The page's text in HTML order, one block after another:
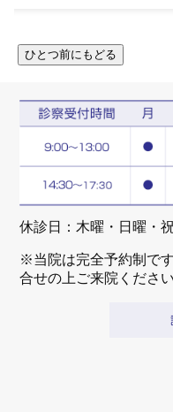
休診日：木曜・日曜・
※当院は完全予約制で
合せの上ご来院ください